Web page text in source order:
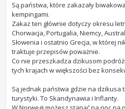
Są państwa, które zakazały
kempingami.
Zakaz ten głównie dotyczy okresu
Chorwacja, Portugalia, Niemcy,
Słowenia i ostatnio Grecja, w której
traktuje przepisów poważnie.
Co nie przeszkadza dzikusom
tych krajach w większości bez
Są jednak państwa gdzie na dzikusa
turystyki. To Skandynawia i Inflanty.